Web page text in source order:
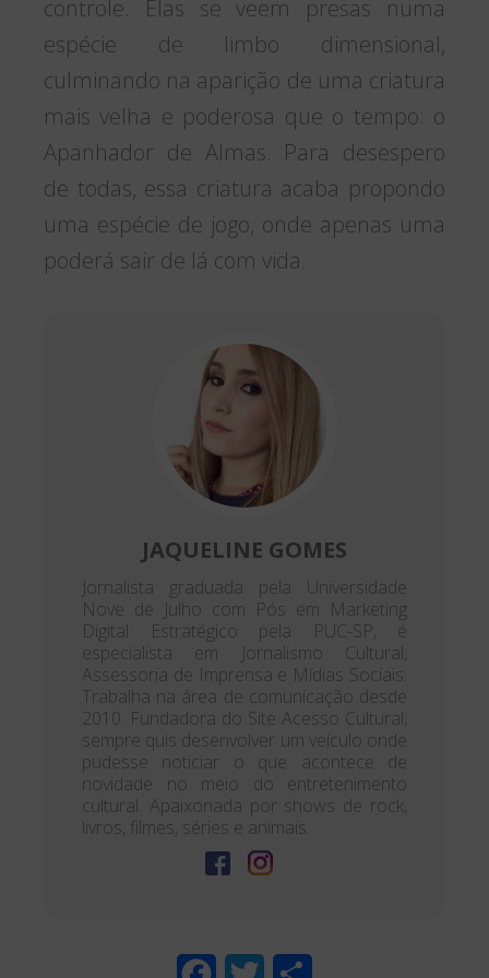
controle. Elas se veem presas numa
espécie de limbo dimensional,
culminando na aparição de uma criatura
mais velha e poderosa que o tempo: o
Apanhador de Almas. Para desespero
de todas, essa criatura acaba propondo
uma espécie de jogo, onde apenas uma
poderá sair de lá com vida.
JAQUELINE GOMES
Jornalista graduada pela Universidade
Nove de Julho com Pós em Marketing
Digital Estratégico pela PUC-SP, é
especialista em Jornalismo Cultural,
Assessoria de Imprensa e Mídias Sociais.
Trabalha na área de comunicação desde
2010. Fundadora do Site Acesso Cultural,
sempre quis desenvolver um veículo onde
pudesse noticiar o que acontece de
novidade no meio do entretenimento
cultural. Apaixonada por shows de rock,
livros, filmes, séries e animais.